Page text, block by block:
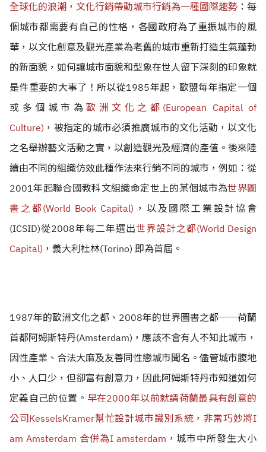
全球化的浪潮， 文化行銷帶動城市行銷為一種國際趨勢 ：每
個城市都需要有自己的性格，各國政府為了重振城市的風
華， 以文化創意及觀光產業為老舊的城市重新打造生氣蓬勃
的新面貌，如何讓城市面貌和型象在世人留下深刻的印象就
是件重要的大事了！所以從1985年起，歐盟每年指定一個
或多個城市為 歐洲文化之都(European Capital of
Culture) ，被指定的城市必須推廣城市的文化活動，以文化
之名舉辦藝文活動之實，以創造觀光及經濟的產值。後來陸
續由不同的組織仿效此種作法來行銷不同的城市，例如：從
2001年起聯合國教科文組織命定世上的某個城市為世界圖
書之都(World Book Capital) ，以及國際工業設計協會
(ICSID)從2008年每二年選出世界設計之都(World Design
Capital) ，義大利杜林(Torino) 即為首屆。
1987年的歐洲文化之都、2008年的世界圖書之都──荷蘭
首都阿姆斯特丹(Amsterdam)，應該不會有人不知此城市，
因性產業、合法大麻及友善同性戀城市聞名。儘管城市腹地
小、人口少，但卻富有創意力，因此阿姆斯特丹市知道如何
定義自己的位置。 早在2000年以前就請荷蘭最具有創意的
公司KesselsKramer幫忙設計城市識別系統，非常巧妙將I
am Amsterdam 合併為I amsterdam ，城市中所發生大小